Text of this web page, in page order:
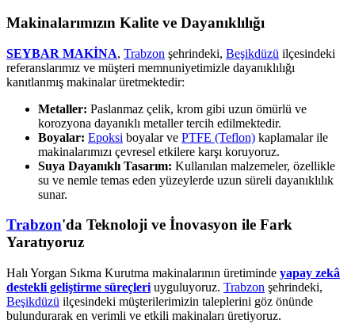
Makinalarımızın Kalite ve Dayanıklılığı
SEYBAR MAKİNA, Trabzon şehrindeki, Beşikdüzü ilçesindeki
referanslarımız ve müşteri memnuniyetimizle dayanıklılığı
kanıtlanmış makinalar üretmektedir:
Metaller: Paslanmaz çelik, krom gibi uzun ömürlü ve
korozyona dayanıklı metaller tercih edilmektedir.
Boyalar: Epoksi boyalar ve PTFE (Teflon) kaplamalar ile
makinalarımızı çevresel etkilere karşı koruyoruz.
Suya Dayanıklı Tasarım: Kullanılan malzemeler, özellikle
su ve nemle temas eden yüzeylerde uzun süreli dayanıklılık
sunar.
Trabzon'da Teknoloji ve İnovasyon ile Fark
Yaratıyoruz
Halı Yorgan Sıkma Kurutma makinalarının üretiminde yapay zekâ
destekli geliştirme süreçleri uyguluyoruz. Trabzon şehrindeki,
Beşikdüzü ilçesindeki müşterilerimizin taleplerini göz önünde
bulundurarak en verimli ve etkili makinaları üretiyoruz.